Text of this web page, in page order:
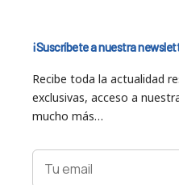
¡Suscríbete a nuestra
Recibe toda la actualidad
exclusivas, acceso a
mucho más…